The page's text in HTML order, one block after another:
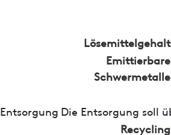
Lösemittelgehalt
Emittierbare
Schwermetalle
Entsorgung Die Entsorgung soll
Recycling